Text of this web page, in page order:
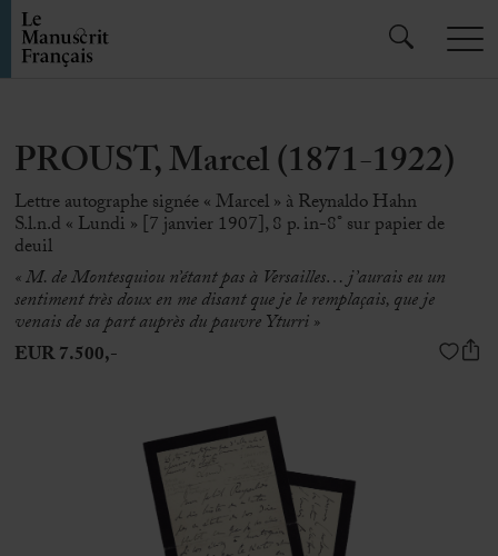
PROUST, Marcel (1871-1922)
Lettre autographe signée « Marcel » à Reynaldo Hahn
S.l.n.d « Lundi » [7 janvier 1907], 8 p. in-8° sur papier de
deuil
« M. de Montesquiou n’étant pas à Versailles… j’aurais eu un
sentiment très doux en me disant que je le remplaçais, que je
venais de sa part auprès du pauvre Yturri »
EUR 7.500,-